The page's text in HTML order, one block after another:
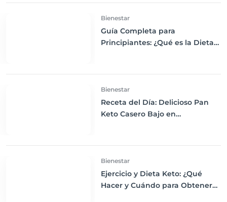
Bienestar
Guía Completa para
Principiantes: ¿Qué es la Dieta
Bienestar
Receta del Día: Delicioso Pan
Keto Casero Bajo en
Bienestar
Ejercicio y Dieta Keto: ¿Qué
Hacer y Cuándo para Obtener